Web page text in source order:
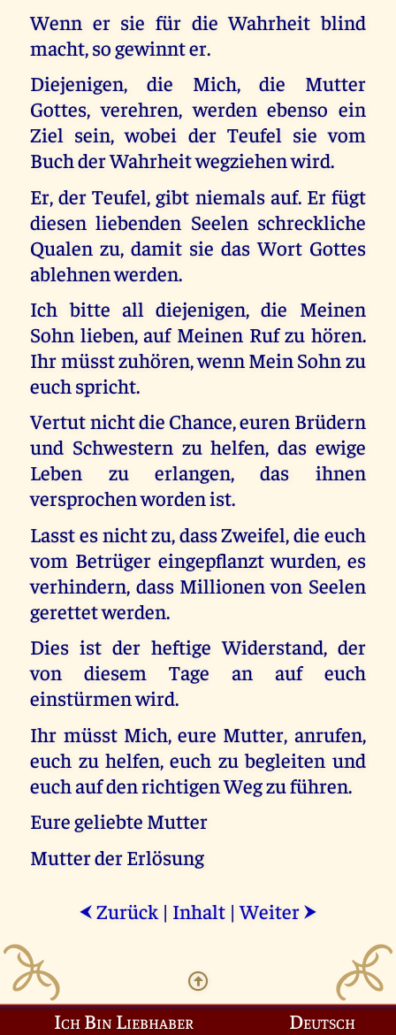
Wenn er sie für die Wahrheit blind
macht, so gewinnt er.
Diejenigen, die Mich, die Mutter
Gottes, verehren, werden ebenso ein
Ziel sein, wobei der Teufel sie vom
Buch der Wahrheit wegziehen wird.
Er, der Teufel, gibt niemals auf. Er fügt
diesen liebenden Seelen schreckliche
Qualen zu, damit sie das Wort Gottes
ablehnen werden.
Ich bitte all diejenigen, die Meinen
Sohn lieben, auf Meinen Ruf zu hören.
Ihr müsst zuhören, wenn Mein Sohn zu
euch spricht.
Vertut nicht die Chance, euren Brüdern
und Schwestern zu helfen, das ewige
Leben zu erlangen, das ihnen
versprochen worden ist.
Lasst es nicht zu, dass Zweifel, die euch
vom Betrüger eingepflanzt wurden, es
verhindern, dass Millionen von Seelen
gerettet werden.
Dies ist der heftige Widerstand, der
von diesem Tage an auf euch
einstürmen wird.
Ihr müsst Mich, eure Mutter, anrufen,
euch zu helfen, euch zu begleiten und
euch auf den richtigen Weg zu führen.
Eure geliebte Mutter
Mutter der Erlösung
⮜ Zurück | Inhalt |Weiter ⮞
Ich Bin Liebhaber Deutsch